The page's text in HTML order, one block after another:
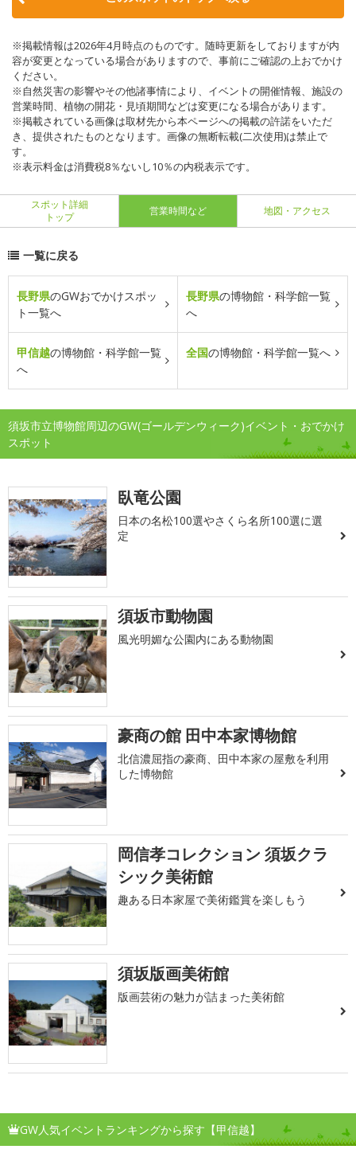
※掲載情報は2026年4月時点のものです。随時更新をしておりますが内
容が変更となっている場合がありますので、事前にご確認の上おでかけ
ください。
※自然災害の影響やその他諸事情により、イベントの開催情報、施設の
営業時間、植物の開花・見頃期間などは変更になる場合があります。
※掲載されている画像は取材先から本ページへの掲載の許諾をいただ
き、提供されたものとなります。画像の無断転載(二次使用)は禁止で
す。
※表示料金は消費税8％ないし10％の内税表示です。
スポット詳細
トップ
営業時間など 地図・アクセス
一覧に戻る
長野県のGWおでかけスポッ
ト一覧へ
長野県の博物館・科学館一覧
へ
甲信越の博物館・科学館一覧
へ
全国の博物館・科学館一覧へ
須坂市立博物館周辺のGW(ゴールデンウィーク)イベント・おでかけ
スポット
臥竜公園
日本の名松100選やさくら名所100選に選
定
須坂市動物園
風光明媚な公園内にある動物園
豪商の館 田中本家博物館
北信濃屈指の豪商、田中本家の屋敷を利用
した博物館
岡信孝コレクション 須坂クラ
シック美術館
趣ある日本家屋で美術鑑賞を楽しもう
須坂版画美術館
版画芸術の魅力が詰まった美術館
GW人気イベントランキングから探す【甲信越】